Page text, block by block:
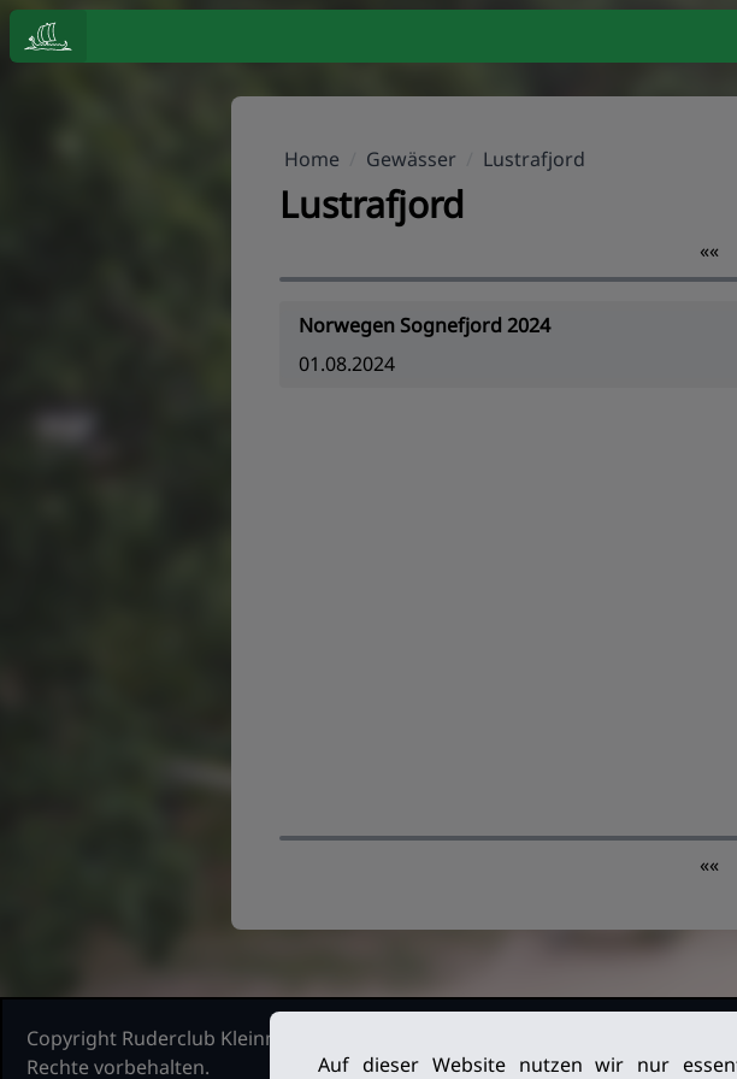
Home Gewässer Lustrafjord
Lustrafjord
««
Norwegen Sognefjord 2024
01.08.2024
««
Copyright Ruderclub Kleinmachnow Stahnsdorf Teltow, 2026. Alle
Rechte vorbehalten.
Auf dieser Website nutzen wir nur